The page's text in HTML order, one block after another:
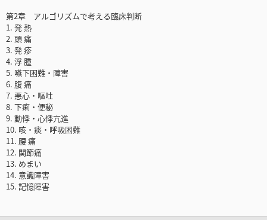
第2章 アルゴリズムで考える臨床判断
1. 発 熱
2. 頭 痛
3. 発 疹
4. 浮 腫
5. 嚥下困難・障害
6. 腹 痛
7. 悪心・嘔吐
8. 下痢・便秘
9. 動悸・心悸亢進
10. 咳・痰・呼吸困難
11. 腰 痛
12. 関節痛
13. めまい
14. 意識障害
15. 記憶障害